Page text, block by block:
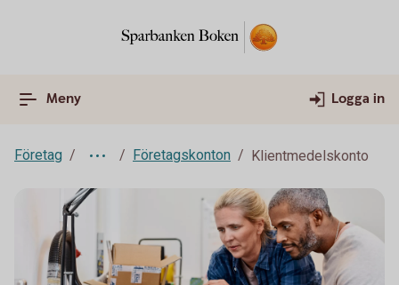
Meny Logga in
Företag Företagskonton Klientmedelskonto